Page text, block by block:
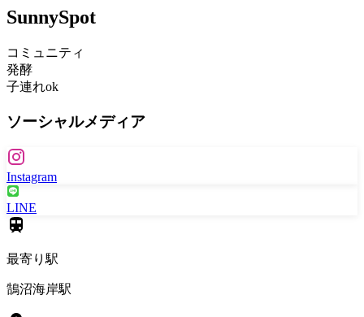
SunnySpot
コミュニティ
発酵
子連れok
ソーシャルメディア
Instagram
LINE
最寄り駅
鵠沼海岸駅